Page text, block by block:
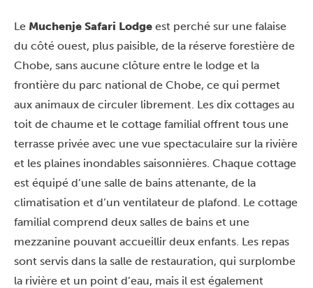
Le Muchenje Safari Lodge est perché sur une falaise
du côté ouest, plus paisible, de la réserve forestière de
Chobe, sans aucune clôture entre le lodge et la
frontière du parc national de Chobe, ce qui permet
aux animaux de circuler librement. Les dix cottages au
toit de chaume et le cottage familial offrent tous une
terrasse privée avec une vue spectaculaire sur la rivière
et les plaines inondables saisonnières. Chaque cottage
est équipé d’une salle de bains attenante, de la
climatisation et d’un ventilateur de plafond. Le cottage
familial comprend deux salles de bains et une
mezzanine pouvant accueillir deux enfants. Les repas
sont servis dans la salle de restauration, qui surplombe
la rivière et un point d’eau, mais il est également